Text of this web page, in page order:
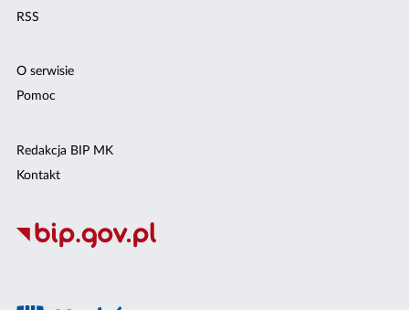
RSS
O serwisie
Pomoc
Redakcja BIP MK
Kontakt